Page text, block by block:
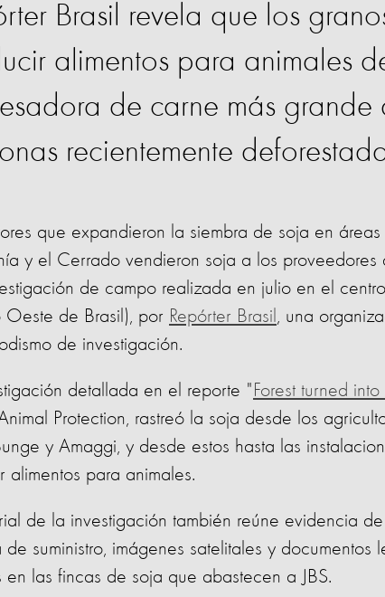
Brasil revela que los
alimentos para animales
de carne más grande
recientemente
que expandieron la siembra de soja en
y el Cerrado vendieron soja a los proveedores
de campo realizada en julio en el
de Brasil), por Repórter Brasil , una
de investigación.
detallada en el reporte "Forest turned
Protection, rastreó la soja desde los
y Amaggi, y desde estos hasta las
alimentos para animales.
de la investigación también reúne evidencia
de suministro, imágenes satelitales y
en las fincas de soja que abastecen a JBS.